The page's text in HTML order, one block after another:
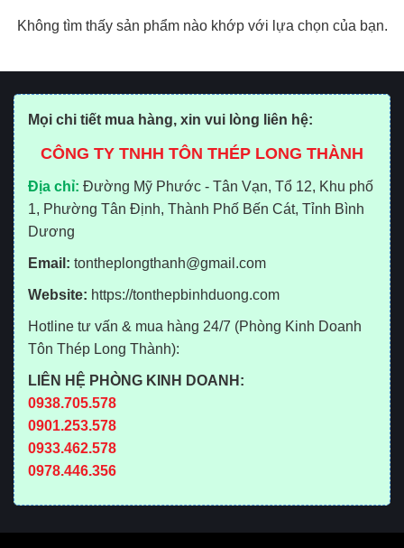
Không tìm thấy sản phẩm nào khớp với lựa chọn của bạn.
Mọi chi tiết mua hàng, xin vui lòng liên hệ:
CÔNG TY TNHH TÔN THÉP LONG THÀNH
Địa chỉ: Đường Mỹ Phước - Tân Vạn, Tổ 12, Khu phố
1, Phường Tân Định, Thành Phố Bến Cát, Tỉnh Bình
Dương
Email: tontheplongthanh@gmail.com
Website: https://tonthepbinhduong.com
Hotline tư vấn & mua hàng 24/7 (Phòng Kinh Doanh
Tôn Thép Long Thành):
LIÊN HỆ PHÒNG KINH DOANH:
0938.705.578
0901.253.578
0933.462.578
0978.446.356